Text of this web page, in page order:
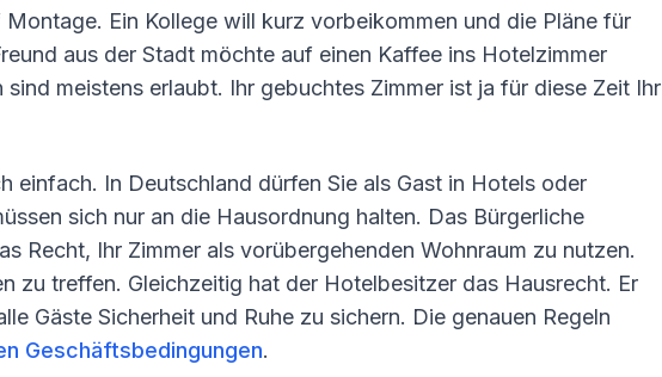
Montage. Ein Kollege will kurz vorbeikommen und die Pläne für
aus der Stadt möchte auf einen Kaffee ins Hotelzimmer
meistens erlaubt. Ihr gebuchtes Zimmer ist ja für diese Zeit Ihr
einfach. In Deutschland dürfen Sie als Gast in Hotels oder
sich nur an die Hausordnung halten. Das Bürgerliche
Recht, Ihr Zimmer als vorübergehenden Wohnraum zu nutzen.
zu treffen. Gleichzeitig hat der Hotelbesitzer das Hausrecht. Er
Gäste Sicherheit und Ruhe zu sichern. Die genauen Regeln
Geschäftsbedingungen.